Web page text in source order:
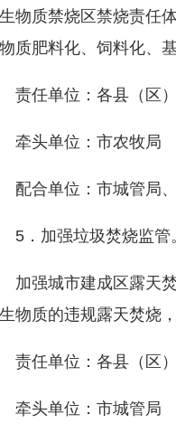
物质禁烧区禁烧责任
质肥料化、饲料化、
任单位：各县（区）
头单位：市农牧局
合单位：市城管局
加强垃圾焚烧监管
强城市建成区露天焚
物质的违规露天焚烧
任单位：各县（区）
头单位：市城管局